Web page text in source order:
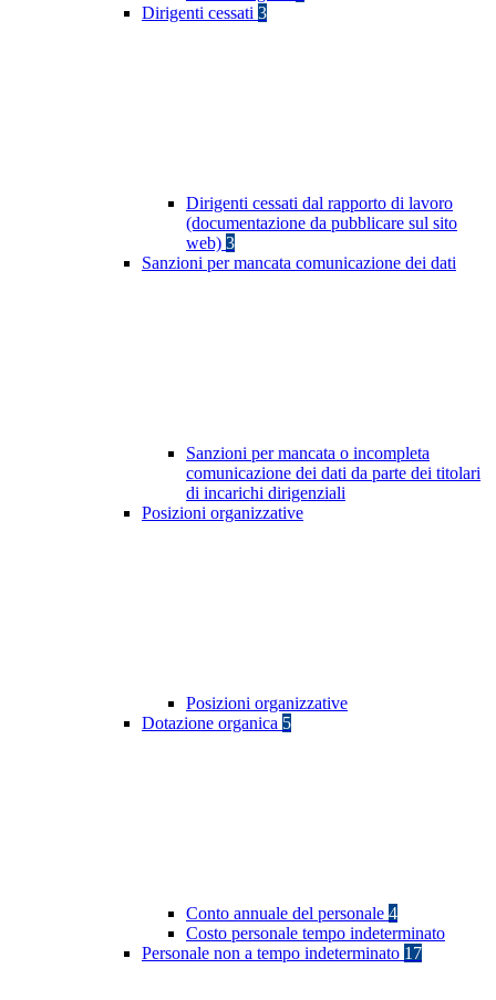
Dirigenti cessati 3
Dirigenti cessati dal rapporto di lavoro
(documentazione da pubblicare sul sito
web) 3
Sanzioni per mancata comunicazione dei dati
Sanzioni per mancata o incompleta
comunicazione dei dati da parte dei titolari
di incarichi dirigenziali
Posizioni organizzative
Posizioni organizzative
Dotazione organica 5
Conto annuale del personale 4
Costo personale tempo indeterminato
Personale non a tempo indeterminato 17